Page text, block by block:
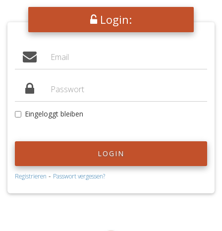
Login:
Eingeloggt bleiben
LOGIN
Registrieren - Passwort vergessen?